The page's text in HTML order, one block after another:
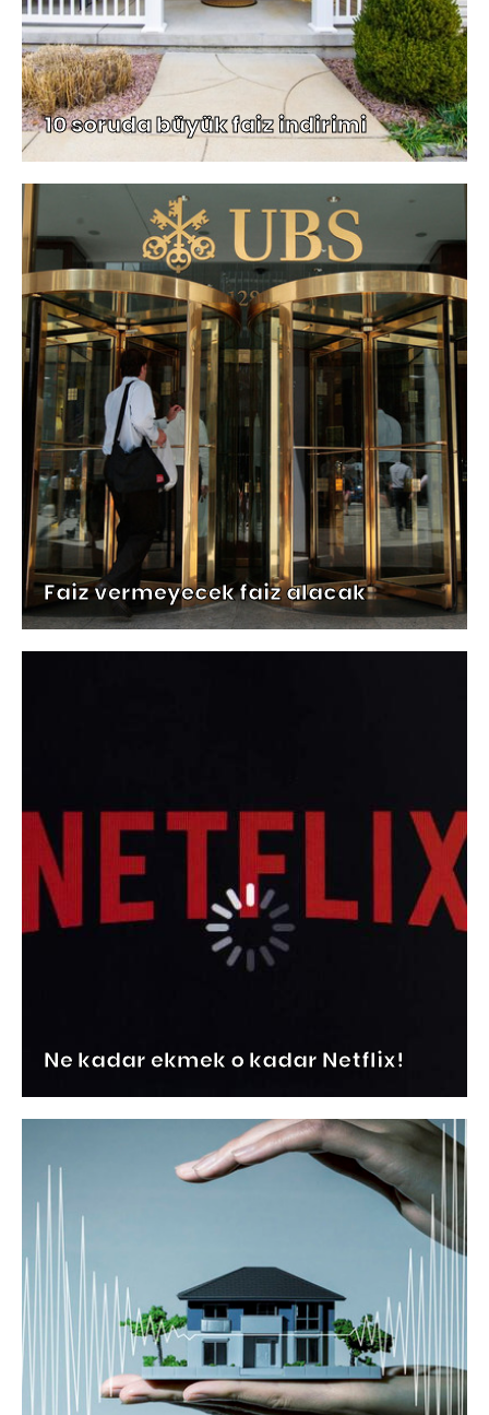
10 soruda büyük faiz indirimi
Faiz vermeyecek faiz alacak
Ne kadar ekmek o kadar Netflix!